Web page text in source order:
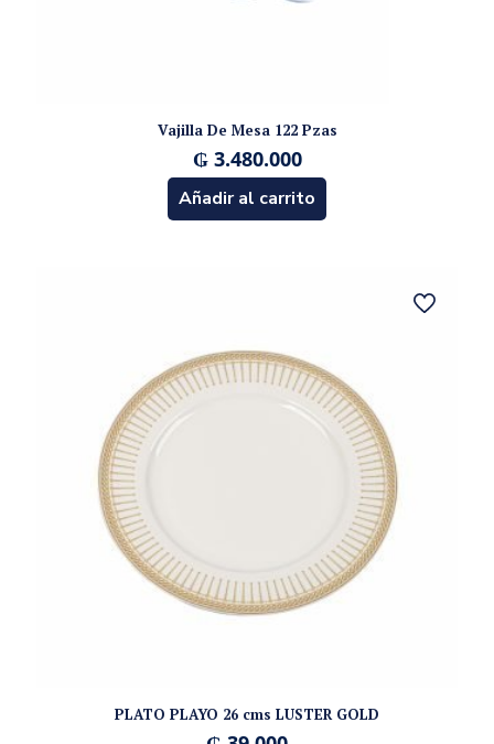
Vajilla De Mesa 122 Pzas
₲3.480.000
Añadir al carrito
PLATO PLAYO 26 cms LUSTER GOLD